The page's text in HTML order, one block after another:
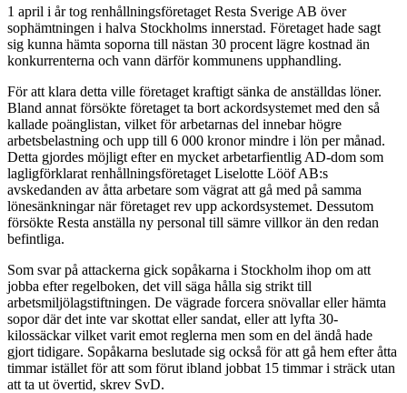
1 april i år tog renhållningsföretaget Resta Sverige AB över
sophämtningen i halva Stockholms innerstad. Företaget hade sagt
sig kunna hämta soporna till nästan 30 procent lägre kostnad än
konkurrenterna och vann därför kommunens upphandling.
För att klara detta ville företaget kraftigt sänka de anställdas löner.
Bland annat försökte företaget ta bort ackordsystemet med den så
kallade poänglistan, vilket för arbetarnas del innebar högre
arbetsbelastning och upp till 6 000 kronor mindre i lön per månad.
Detta gjordes möjligt efter en mycket arbetarfientlig AD-dom som
lagligförklarat renhållningsföretaget Liselotte Lööf AB:s
avskedanden av åtta arbetare som vägrat att gå med på samma
lönesänkningar när företaget rev upp ackordsystemet. Dessutom
försökte Resta anställa ny personal till sämre villkor än den redan
befintliga.
Som svar på attackerna gick sopåkarna i Stockholm ihop om att
jobba efter regelboken, det vill säga hålla sig strikt till
arbetsmiljölagstiftningen. De vägrade forcera snövallar eller hämta
sopor där det inte var skottat eller sandat, eller att lyfta 30-
kilossäckar vilket varit emot reglerna men som en del ändå hade
gjort tidigare. Sopåkarna beslutade sig också för att gå hem efter åtta
timmar istället för att som förut ibland jobbat 15 timmar i sträck utan
att ta ut övertid, skrev SvD.